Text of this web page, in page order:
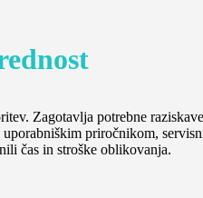
Zagotavlja potrebne
priročnikom,
čas in stroške oblikovanja.